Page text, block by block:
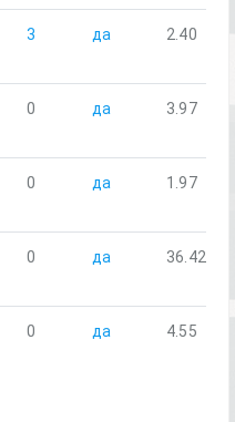
3 да 2.40
0 да 3.97
0 да 1.97
0 да 36.42
0 да 4.55